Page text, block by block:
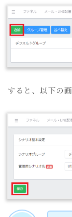
すると、以下の